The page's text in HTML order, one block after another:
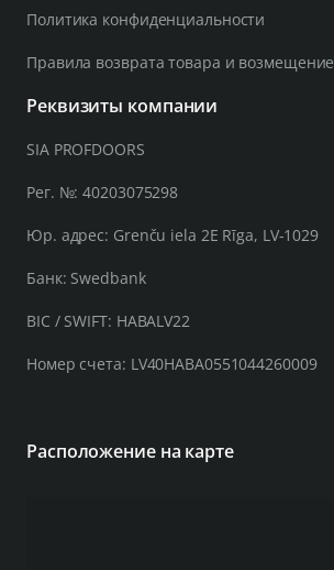
Политика конфиденциальности
Правила возврата товара и возмещение
Реквизиты компании
SIA PROFDOORS
Рег. №: 40203075298
Юр. адрес: Grenču iela 2E Rīga, LV-1029
Банк: Swedbank
BIC / SWIFT: HABALV22
Номер счета: LV40HABA0551044260009
Расположение на карте